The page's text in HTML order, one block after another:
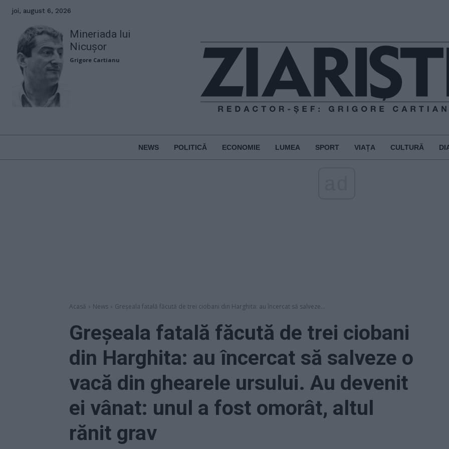
joi, august 6, 2026
Mineriada lui
Nicușor
Grigore Cartianu
NEWS POLITICĂ ECONOMIE LUMEA SPORT VIAȚA CULTURĂ
Acasă News Greșeala fatală făcută de trei ciobani din Harghita: au încercat să salveze...
Greșeala fatală făcută de trei ciobani
din Harghita: au încercat să salveze o
vacă din ghearele ursului. Au devenit
ei vânat: unul a fost omorât, altul
rănit grav